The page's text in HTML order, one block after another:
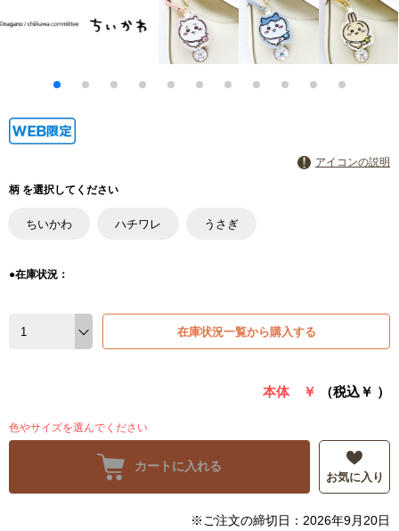
アイコンの説明
柄 を選択してください
ちいかわ ハチワレ うさぎ
●在庫状況：
在庫状況一覧から購入する
本体 ￥ （税込￥ ）
色やサイズを選んでください
カートに入れる
お気に入り
※ご注文の締切日：2026年9月20日